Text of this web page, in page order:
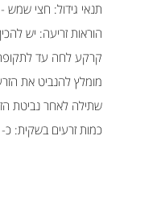
תנאי גידול: חצי
הוראות זריעה: יש
קרקע לחה עד
מומלץ להנביט את
שתילה לאחר נביטת הזרעים: במרווח של 10
כמות זרעים בשקית: כ- 30 זרעים